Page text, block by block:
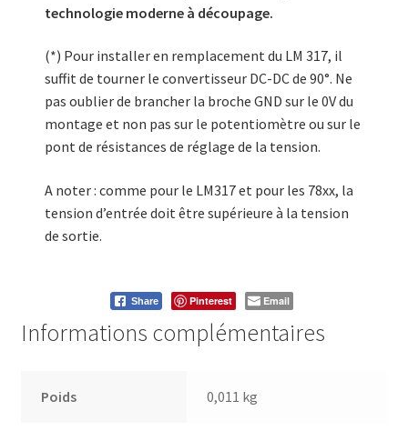
technologie moderne à découpage.
(*) Pour installer en remplacement du LM 317, il
suffit de tourner le convertisseur DC-DC de 90°. Ne
pas oublier de brancher la broche GND sur le 0V du
montage et non pas sur le potentiomètre ou sur le
pont de résistances de réglage de la tension.
A noter : comme pour le LM317 et pour les 78xx, la
tension d’entrée doit être supérieure à la tension
de sortie.
Share Pinterest Email
Informations complémentaires
Poids 0,011 kg